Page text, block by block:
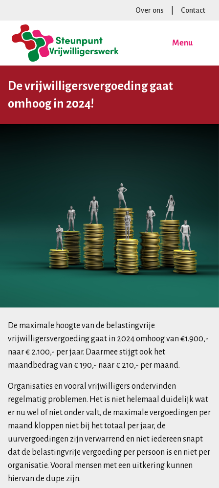
Over ons Contact
Menu
De vrijwilligersvergoeding gaat
omhoog in 2024!
De maximale hoogte van de belastingvrije
vrijwilligersvergoeding gaat in 2024 omhoog van €1.900,-
naar € 2.100,- per jaar. Daarmee stijgt ook het
maandbedrag van € 190,- naar € 210,- per maand.
Organisaties en vooral vrijwilligers ondervinden
regelmatig problemen. Het is niet helemaal duidelijk wat
er nu wel of niet onder valt, de maximale vergoedingen per
maand kloppen niet bij het totaal per jaar, de
uurvergoedingen zijn verwarrend en niet iedereen snapt
dat de belastingvrije vergoeding per persoon is en niet per
organisatie. Vooral mensen met een uitkering kunnen
hiervan de dupe zijn.